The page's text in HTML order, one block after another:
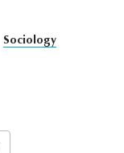
Sociology